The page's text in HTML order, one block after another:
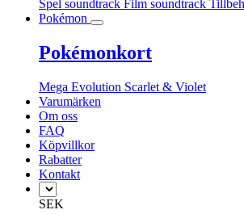
Spel soundtrack Film soundtrack
Pokémon
Pokémonkort
Mega Evolution Scarlet & Violet
Varumärken
Om oss
FAQ
Köpvillkor
Rabatter
Kontakt
SEK